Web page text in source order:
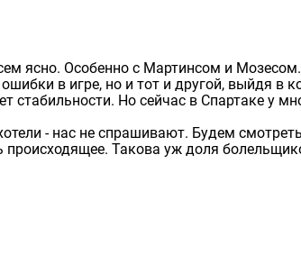
ясно. Особенно с Мартинсом и
в игре, но и тот и другой, выйдя в
Но сейчас в Спартаке у
- нас не спрашивают. Будем
происходящее. Такова уж доля